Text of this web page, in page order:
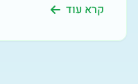
קרא עוד